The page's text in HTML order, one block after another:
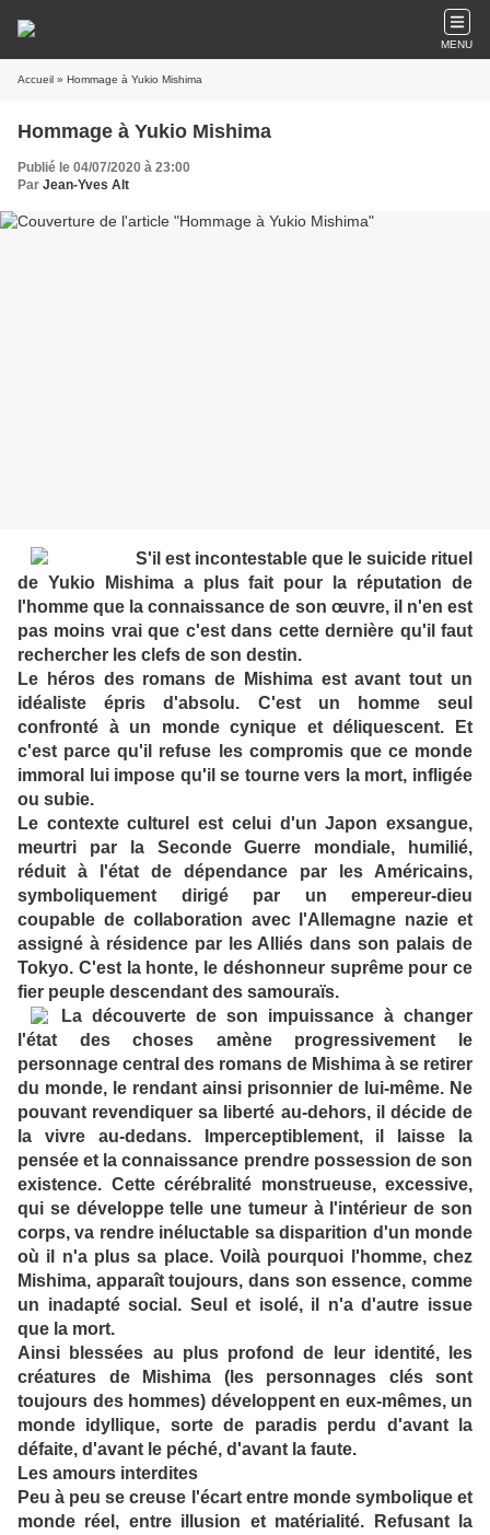
MENU
Accueil » Hommage à Yukio Mishima
Hommage à Yukio Mishima
Publié le 04/07/2020 à 23:00
Par Jean-Yves Alt
S'il est incontestable que le suicide rituel
de Yukio Mishima a plus fait pour la réputation de
l'homme que la connaissance de son œuvre, il n'en est
pas moins vrai que c'est dans cette dernière qu'il faut
rechercher les clefs de son destin.
Le héros des romans de Mishima est avant tout un
idéaliste épris d'absolu. C'est un homme seul
confronté à un monde cynique et déliquescent. Et
c'est parce qu'il refuse les compromis que ce monde
immoral lui impose qu'il se tourne vers la mort, infligée
ou subie.
Le contexte culturel est celui d'un Japon exsangue,
meurtri par la Seconde Guerre mondiale, humilié,
réduit à l'état de dépendance par les Américains,
symboliquement dirigé par un empereur-dieu
coupable de collaboration avec l'Allemagne nazie et
assigné à résidence par les Alliés dans son palais de
Tokyo. C'est la honte, le déshonneur suprême pour ce
fier peuple descendant des samouraïs.
La découverte de son impuissance à changer
l'état des choses amène progressivement le
personnage central des romans de Mishima à se retirer
du monde, le rendant ainsi prisonnier de lui-même. Ne
pouvant revendiquer sa liberté au-dehors, il décide de
la vivre au-dedans. Imperceptiblement, il laisse la
pensée et la connaissance prendre possession de son
existence. Cette cérébralité monstrueuse, excessive,
qui se développe telle une tumeur à l'intérieur de son
corps, va rendre inéluctable sa disparition d'un monde
où il n'a plus sa place. Voilà pourquoi l'homme, chez
Mishima, apparaît toujours, dans son essence, comme
un inadapté social. Seul et isolé, il n'a d'autre issue
que la mort.
Ainsi blessées au plus profond de leur identité, les
créatures de Mishima (les personnages clés sont
toujours des hommes) développent en eux-mêmes, un
monde idyllique, sorte de paradis perdu d'avant la
défaite, d'avant le péché, d'avant la faute.
Les amours interdites
Peu à peu se creuse l'écart entre monde symbolique et
monde réel, entre illusion et matérialité. Refusant la